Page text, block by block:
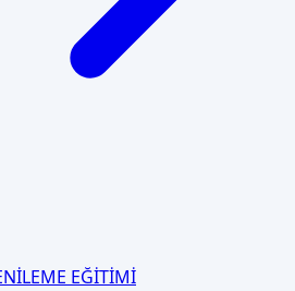
EĞİTİMİ